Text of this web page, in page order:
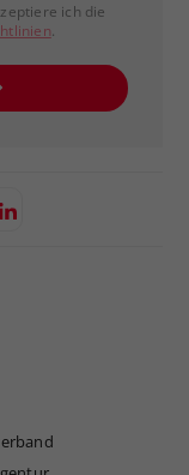
ich die
.